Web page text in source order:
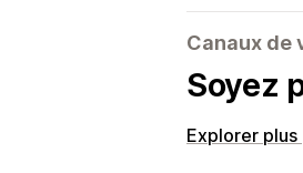
Canaux de
Soyez
Explorer plus